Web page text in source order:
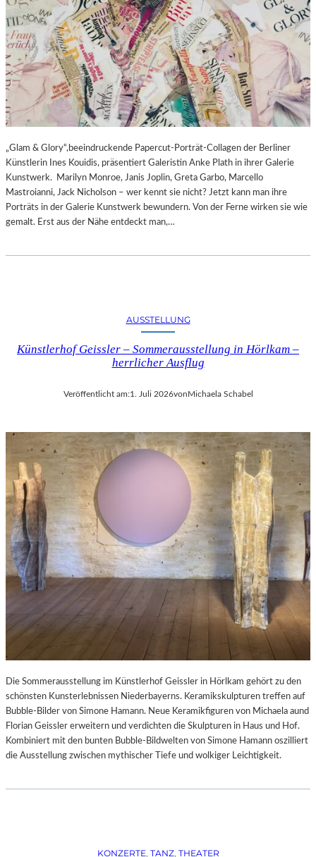
„Glam & Glory“,beeindruckende Papercut-Porträt-Collagen der Berliner
Künstlerin Ines Kouidis, präsentiert Galeristin Anke Plath in ihrer Galerie
Kunstwerk. Marilyn Monroe, Janis Joplin, Greta Garbo, Marcello
Mastroianni, Jack Nicholson – wer kennt sie nicht? Jetzt kann man ihre
Porträts in der Galerie Kunstwerk bewundern. Von der Ferne wirken sie wie
gemalt. Erst aus der Nähe entdeckt man,…
AUSSTELLUNG
Künstlerhof Geissler – Sommerausstellung in Hörlkam –
herrlicher Ausflug
Veröffentlicht am:1. Juli 2026vonMichaela Schabel
Die Sommerausstellung im Künstlerhof Geissler in Hörlkam gehört zu den
schönsten Kunsterlebnissen Niederbayerns. Keramikskulpturen treffen auf
Bubble-Bilder von Simone Hamann. Neue Keramikfiguren von Michaela aund
Florian Geissler erweitern und verdichten die Skulpturen in Haus und Hof.
Kombiniert mit den bunten Bubble-Bildwelten von Simone Hamann oszilliert
die Ausstellung zwischen mythischer Tiefe und wolkiger Leichtigkeit.
KONZERTE, TANZ, THEATER